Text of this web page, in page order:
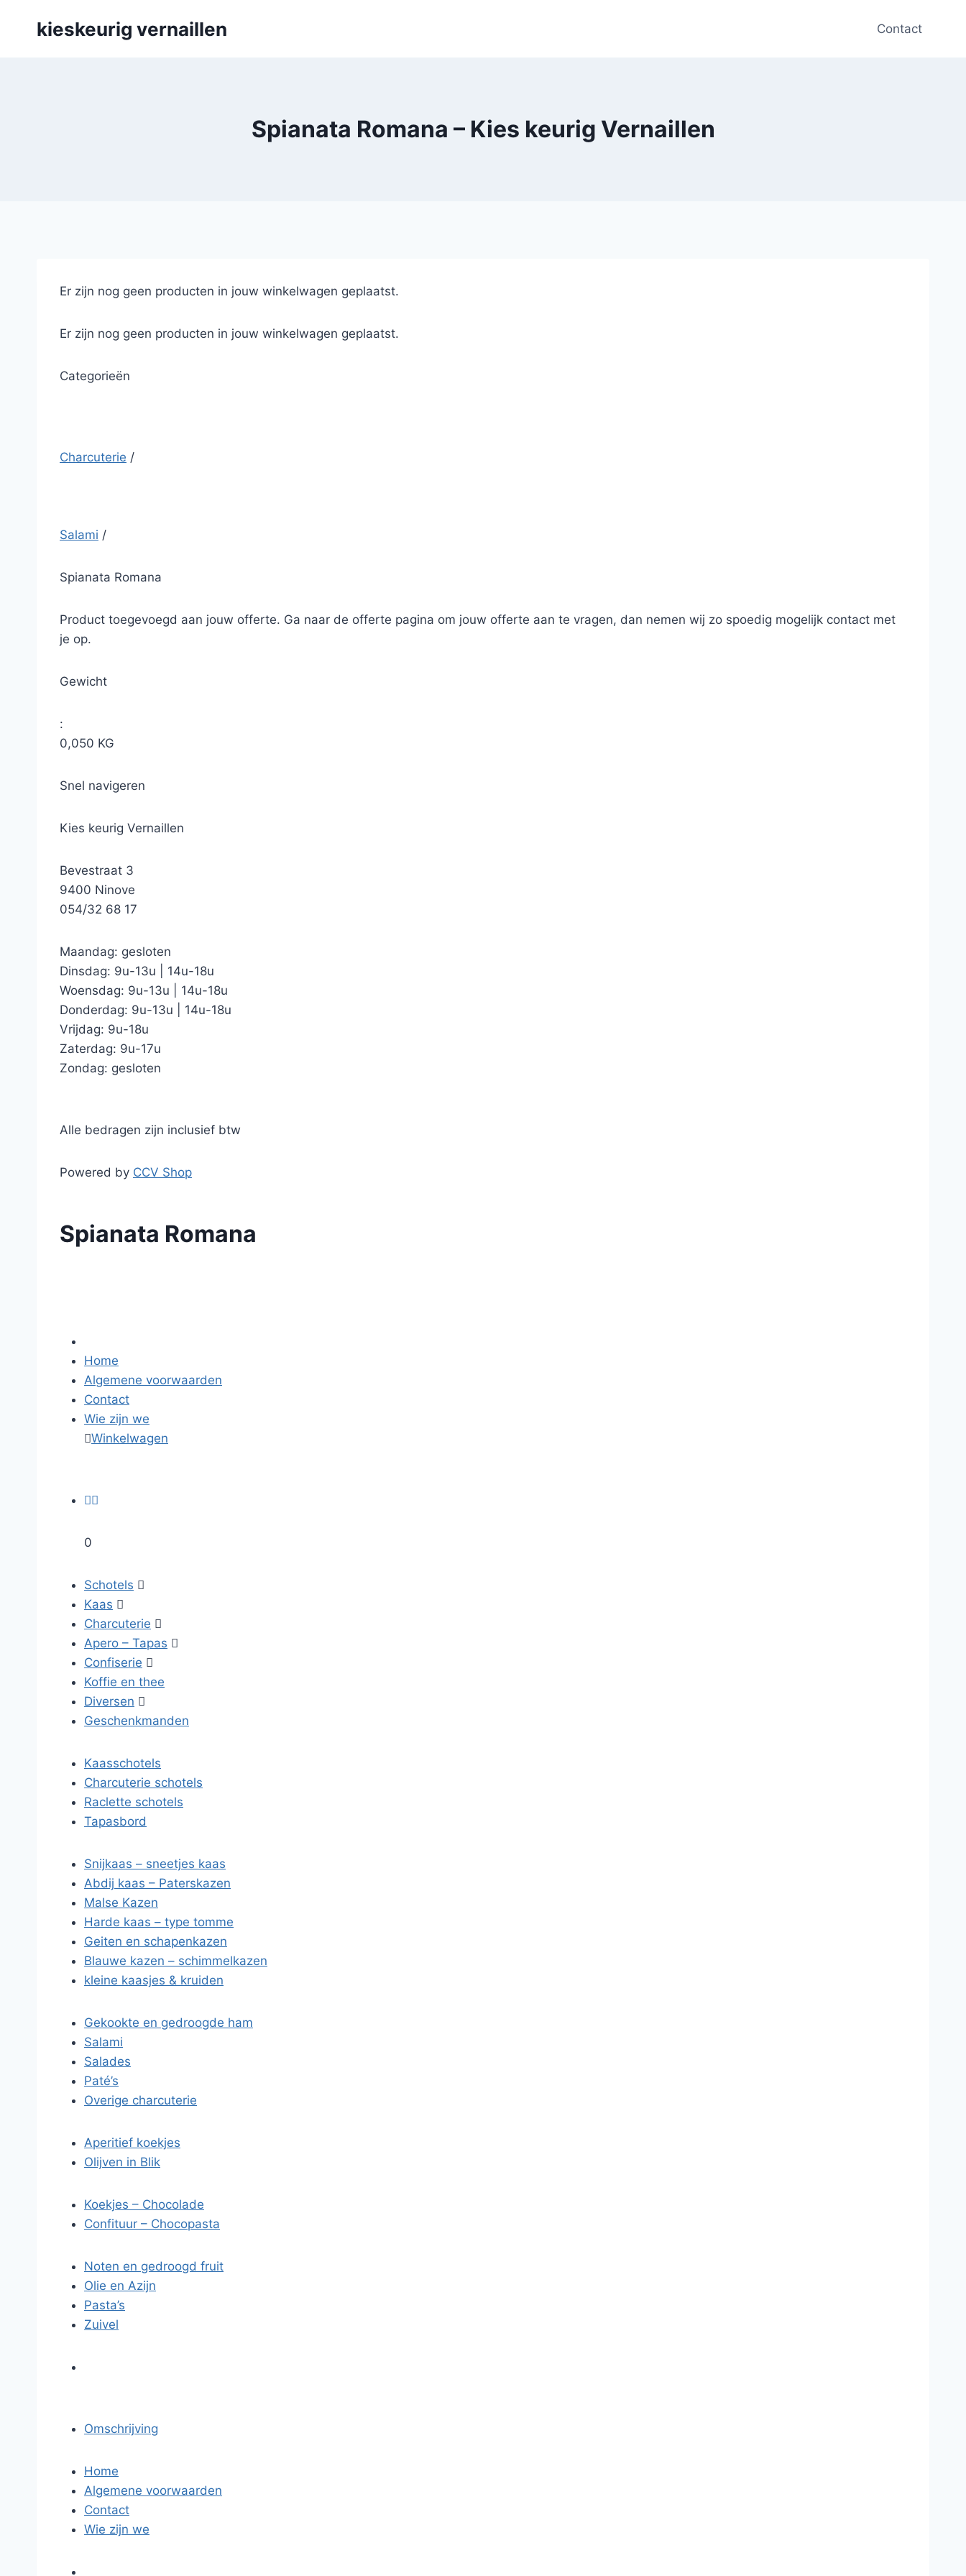
kieskeurig vernaillen Contact
Spianata Romana – Kies keurig Vernaillen
Er zijn nog geen producten in jouw winkelwagen geplaatst.
Er zijn nog geen producten in jouw winkelwagen geplaatst.
Categorieën
Charcuterie /
Salami /
Spianata Romana
Product toegevoegd aan jouw offerte. Ga naar de offerte pagina om jouw offerte aan te vragen, dan nemen wij zo spoedig mogelijk contact met
je op.
Gewicht
:
0,050 KG
Snel navigeren
Kies keurig Vernaillen
Bevestraat 3
9400 Ninove
054/32 68 17
Maandag: gesloten
Dinsdag: 9u-13u | 14u-18u
Woensdag: 9u-13u | 14u-18u
Donderdag: 9u-13u | 14u-18u
Vrijdag: 9u-18u
Zaterdag: 9u-17u
Zondag: gesloten
Alle bedragen zijn inclusief btw
Powered by CCV Shop
Spianata Romana
Home
Algemene voorwaarden
Contact
Wie zijn we
Winkelwagen

0
Schotels 
Kaas 
Charcuterie 
Apero – Tapas 
Confiserie 
Koffie en thee
Diversen 
Geschenkmanden
Kaasschotels
Charcuterie schotels
Raclette schotels
Tapasbord
Snijkaas – sneetjes kaas
Abdij kaas – Paterskazen
Malse Kazen
Harde kaas – type tomme
Geiten en schapenkazen
Blauwe kazen – schimmelkazen
kleine kaasjes & kruiden
Gekookte en gedroogde ham
Salami
Salades
Paté’s
Overige charcuterie
Aperitief koekjes
Olijven in Blik
Koekjes – Chocolade
Confituur – Chocopasta
Noten en gedroogd fruit
Olie en Azijn
Pasta’s
Zuivel
Omschrijving
Home
Algemene voorwaarden
Contact
Wie zijn we